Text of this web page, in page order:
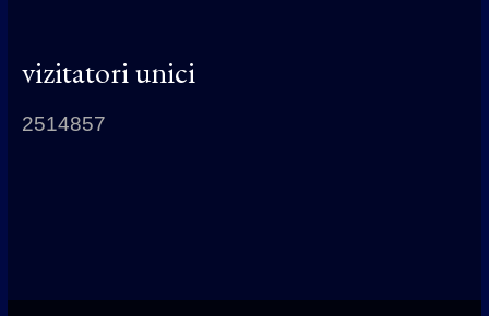
vizitatori unici
2514857